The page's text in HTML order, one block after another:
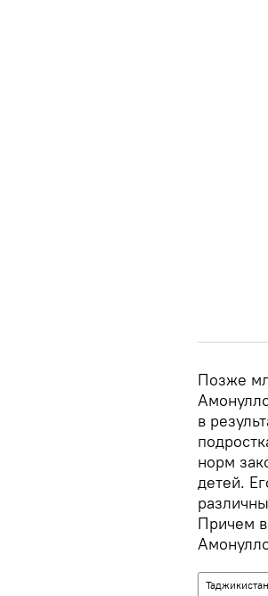
Позже
в
норм
детей.
Причем
Таджикистан